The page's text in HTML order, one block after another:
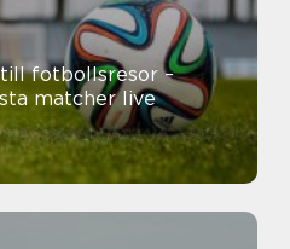
fotbollsresor –
matcher live